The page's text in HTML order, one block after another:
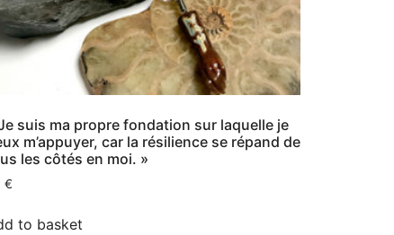
suis ma propre fondation sur laquelle je
m’appuyer, car la résilience se répand de
les côtés en moi. »
€
to basket